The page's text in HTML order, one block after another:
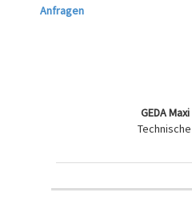
Anfragen
GEDA